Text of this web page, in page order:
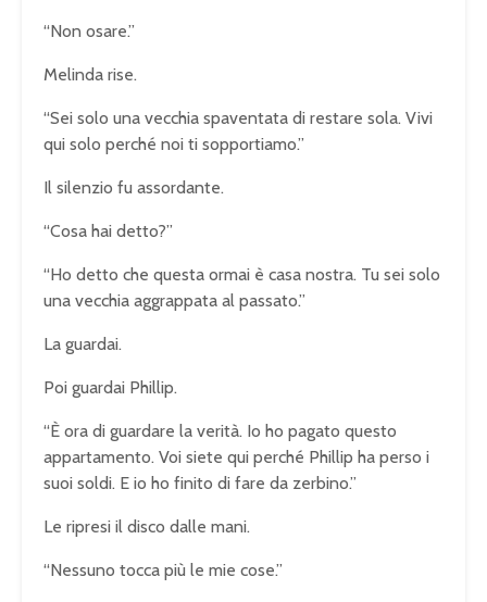
“Non osare.”
Melinda rise.
“Sei solo una vecchia spaventata di restare sola. Vivi
qui solo perché noi ti sopportiamo.”
Il silenzio fu assordante.
“Cosa hai detto?”
“Ho detto che questa ormai è casa nostra. Tu sei solo
una vecchia aggrappata al passato.”
La guardai.
Poi guardai Phillip.
“È ora di guardare la verità. Io ho pagato questo
appartamento. Voi siete qui perché Phillip ha perso i
suoi soldi. E io ho finito di fare da zerbino.”
Le ripresi il disco dalle mani.
“Nessuno tocca più le mie cose.”